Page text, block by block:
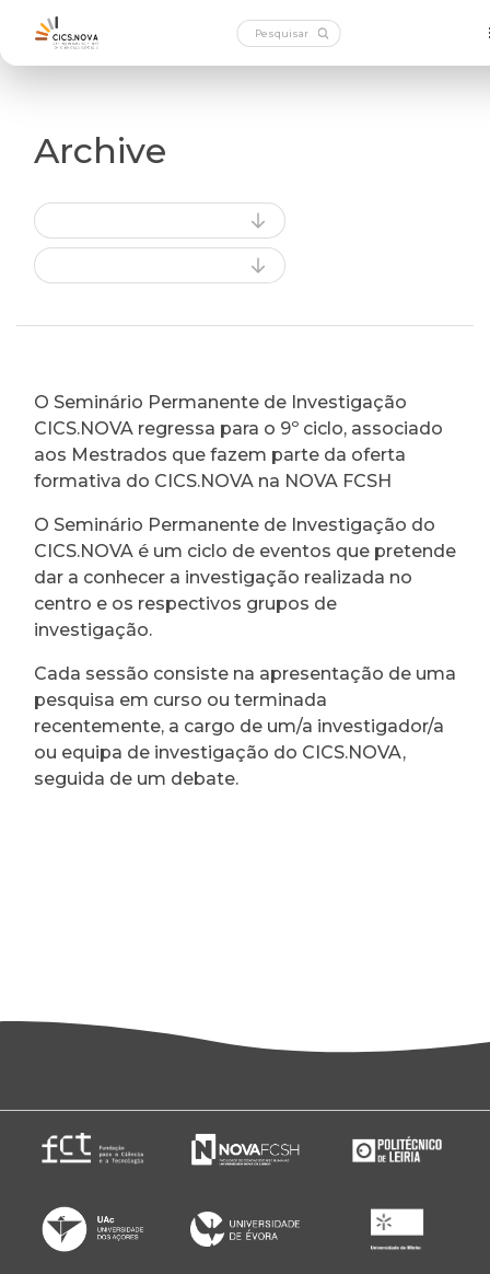
Archive
O Seminário Permanente de Investigação
CICS.NOVA regressa para o 9º ciclo, associado
aos Mestrados que fazem parte da oferta
formativa do CICS.NOVA na NOVA FCSH
O Seminário Permanente de Investigação do
CICS.NOVA é um ciclo de eventos que pretende
dar a conhecer a investigação realizada no
centro e os respectivos grupos de
investigação.
Cada sessão consiste na apresentação de uma
pesquisa em curso ou terminada
recentemente, a cargo de um/a investigador/a
ou equipa de investigação do CICS.NOVA,
seguida de um debate.